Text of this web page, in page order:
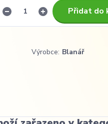
Přidat do
Výrobce: Blanář